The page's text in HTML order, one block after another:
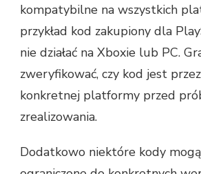
kompatybilne na wszystkich
przykład kod zakupiony dla
nie działać na Xboxie lub PC.
zweryfikować, czy kod jest
konkretnej platformy przed
zrealizowania.
Dodatkowo niektóre kody